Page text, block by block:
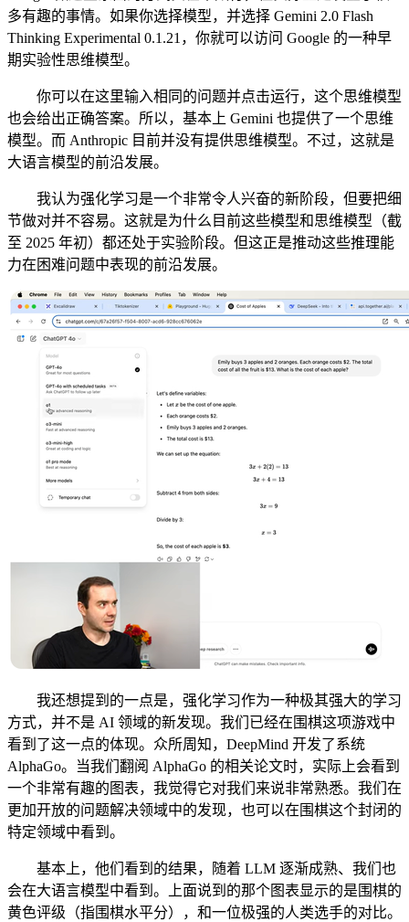
多有趣的事情。如果你选择模型，并选择 Gemini 2.0 Flash
Thinking Experimental 0.1.21，你就可以访问 Google 的一种早
期实验性思维模型。
你可以在这里输入相同的问题并点击运行，这个思维模型
也会给出正确答案。所以，基本上 Gemini 也提供了一个思维
模型。而 Anthropic 目前并没有提供思维模型。不过，这就是
大语言模型的前沿发展。
我认为强化学习是一个非常令人兴奋的新阶段，但要把细
节做对并不容易。这就是为什么目前这些模型和思维模型（截
至 2025 年初）都还处于实验阶段。但这正是推动这些推理能
力在困难问题中表现的前沿发展。
我还想提到的一点是，强化学习作为一种极其强大的学习
方式，并不是 AI 领域的新发现。我们已经在围棋这项游戏中
看到了这一点的体现。众所周知，DeepMind 开发了系统
AlphaGo。当我们翻阅 AlphaGo 的相关论文时，实际上会看到
一个非常有趣的图表，我觉得它对我们来说非常熟悉。我们在
更加开放的问题解决领域中的发现，也可以在围棋这个封闭的
特定领域中看到。
基本上，他们看到的结果，随着 LLM 逐渐成熟、我们也
会在大语言模型中看到。上面说到的那个图表显示的是围棋的
黄色评级（指围棋水平分），和一位极强的人类选手的对比。